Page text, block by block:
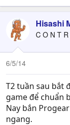
Hisashi
C O N T
6/5/14
T2 tuần sau bắt
game để chuẩn
Nay bắn
ngang.